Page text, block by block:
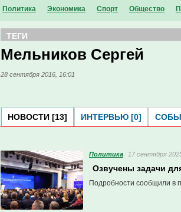
Политика Экономика Спорт Общество
ТЕГИ
Мельников Сергей
28 сентября 2016, 16:01
НОВОСТИ [13] ИНТЕРВЬЮ [0]
Политика 17 сентября
Озвучены задачи
Подробности сообщили в